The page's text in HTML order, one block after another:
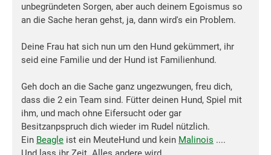
unbegründeten Sorgen, aber auch deinem Egoismus so
an die Sache heran gehst, ja, dann wird's ein Problem.
Deine Frau hat sich nun um den Hund gekümmert, ihr
seid eine Familie und der Hund ist Familienhund.
Geh doch an die Sache ganz ungezwungen, freu dich,
dass die 2 ein Team sind. Fütter deinen Hund, Spiel mit
ihm, und mach ohne Eifersucht oder gar
Besitzanpspruch dich wieder im Rudel nützlich.
Ein Beagle ist ein MeuteHund und kein Malinois ....